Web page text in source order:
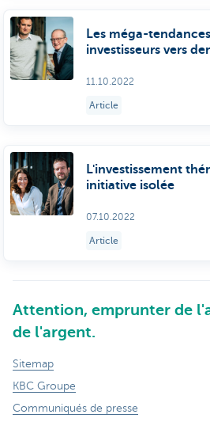
Les méga-
investisseurs vers
11.10.2022
Article
L'investissement
initiative isolée
07.10.2022
Article
Attention, emprunter de
de l'argent.
Sitemap
KBC Groupe
Communiqués de presse